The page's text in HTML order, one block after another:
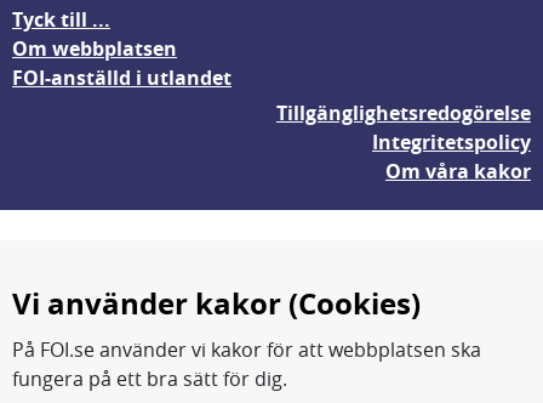
Tyck till ...
Om webbplatsen
FOI-anställd i utlandet
Tillgänglighetsredogörelse
Integritetspolicy
Om våra kakor
Vi använder kakor (Cookies)
På FOI.se använder vi kakor för att webbplatsen ska
fungera på ett bra sätt för dig.